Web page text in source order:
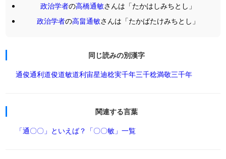
政治学者の高橋通敏さんは「たかはしみちとし」
政治学者の高畠通敏さんは「たかばたけみちとし」
同じ読みの別漢字
通俊通利道俊道敏道利宙星迪稔実千年三千稔満敬三千年
関連する言葉
「通〇〇」といえば？ 「〇〇敏」一覧